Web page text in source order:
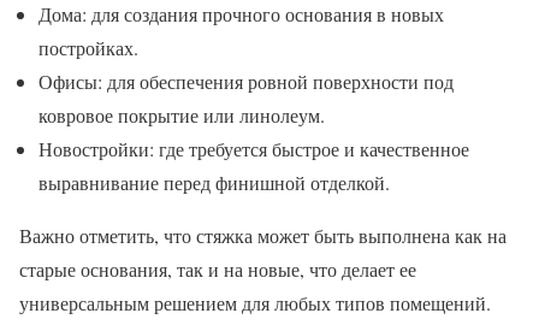
Дома: для создания прочного основания в новых
постройках.
Офисы: для обеспечения ровной поверхности под
ковровое покрытие или линолеум.
Новостройки: где требуется быстрое и качественное
выравнивание перед финишной отделкой.
Важно отметить, что стяжка может быть выполнена как на
старые основания, так и на новые, что делает ее
универсальным решением для любых типов помещений.